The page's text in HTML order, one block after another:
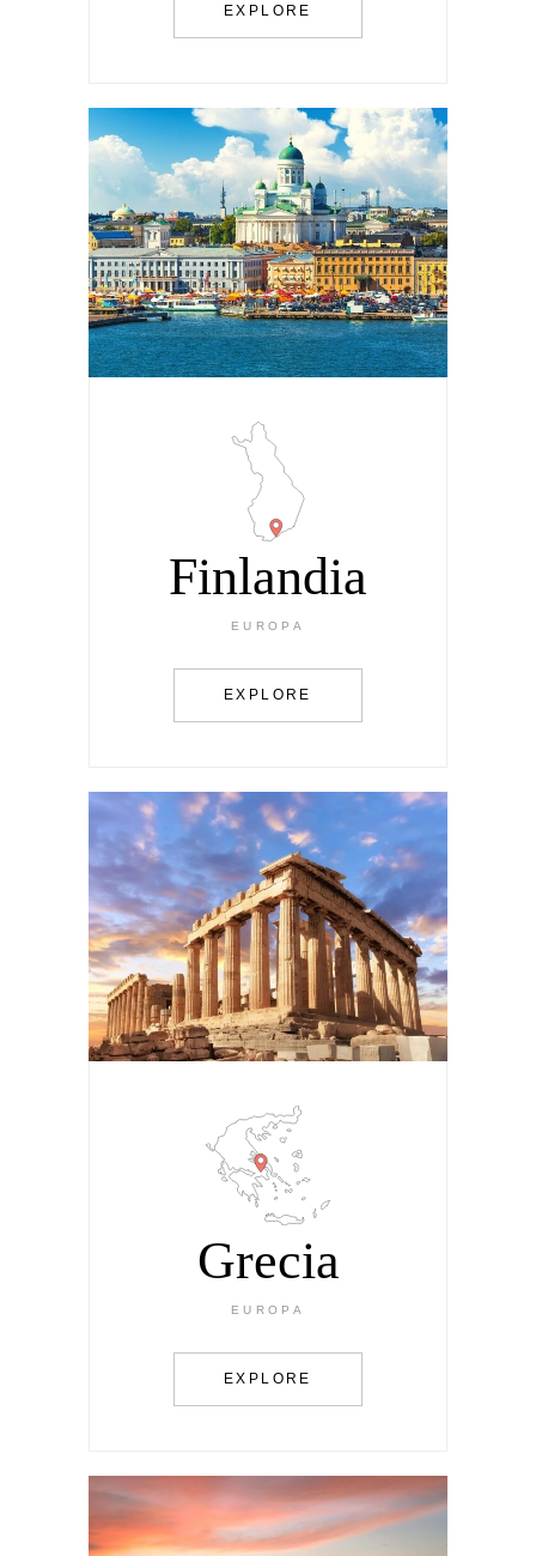
EXPLORE
Finlandia
EUROPA
EXPLORE
Grecia
EUROPA
EXPLORE